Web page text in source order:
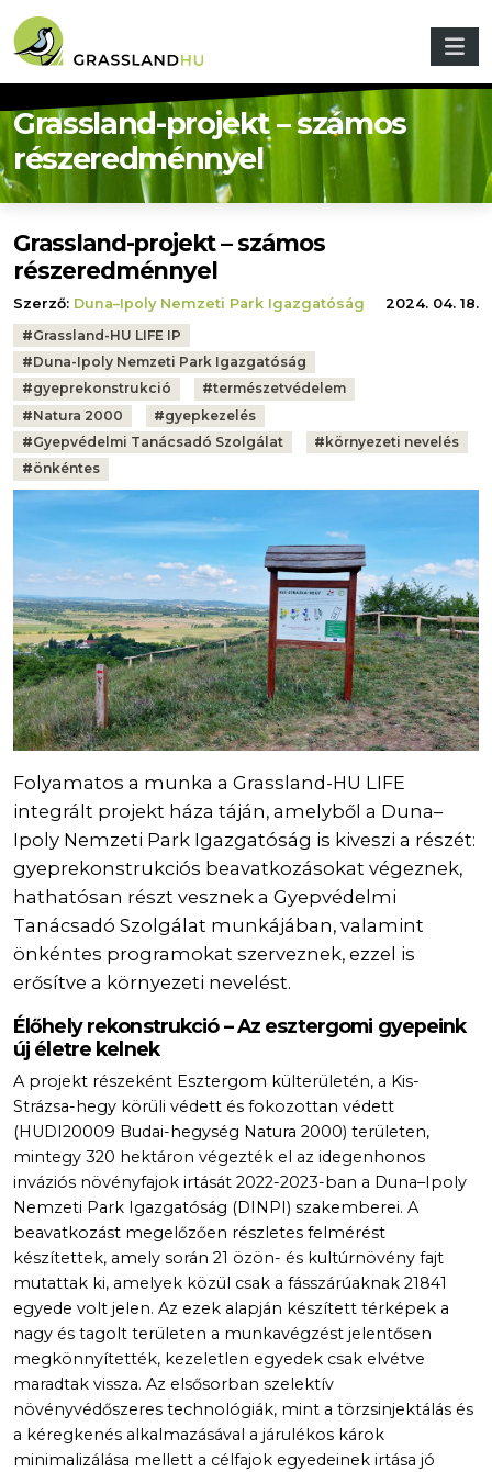
Grassland-projekt – számos
részeredménnyel
Grassland-projekt – számos
részeredménnyel
Szerző: Duna–Ipoly Nemzeti Park Igazgatóság
2024. 04. 18.
Tags:
#Grassland-HU LIFE IP
#Duna-Ipoly Nemzeti Park Igazgatóság
#gyeprekonstrukció #természetvédelem
#Natura 2000 #gyepkezelés
#Gyepvédelmi Tanácsadó Szolgálat # környezeti nevelés
#önkéntes
Folyamatos a munka a Grassland-HU LIFE
integrált projekt háza táján, amelyből a Duna–
Ipoly Nemzeti Park Igazgatóság is kiveszi a részét:
gyeprekonstrukciós beavatkozásokat végeznek,
hathatósan részt vesznek a Gyepvédelmi
Tanácsadó Szolgálat munkájában, valamint
önkéntes programokat szerveznek, ezzel is
erősítve a környezeti nevelést.
Élőhely rekonstrukció – Az esztergomi gyepeink
új életre kelnek
A projekt részeként Esztergom külterületén, a Kis-
Strázsa-hegy körüli védett és fokozottan védett
(HUDI20009 Budai-hegység Natura 2000) területen,
mintegy 320 hektáron végezték el az idegenhonos
inváziós növényfajok irtását 2022-2023-ban a Duna–Ipoly
Nemzeti Park Igazgatóság (DINPI) szakemberei. A
beavatkozást megelőzően részletes felmérést
készítettek, amely során 21 özön- és kultúrnövény fajt
mutattak ki, amelyek közül csak a fásszárúaknak 21841
egyede volt jelen. Az ezek alapján készített térképek a
nagy és tagolt területen a munkavégzést jelentősen
megkönnyítették, kezeletlen egyedek csak elvétve
maradtak vissza. Az elsősorban szelektív
növényvédőszeres technológiák, mint a törzsinjektálás és
a kéregkenés alkalmazásával a járulékos károk
minimalizálása mellett a célfajok egyedeinek irtása jó